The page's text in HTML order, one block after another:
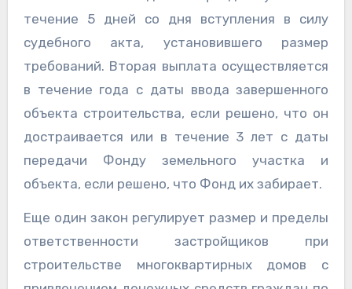
течение 5 дней со дня вступления в силу
судебного акта, установившего размер
требований. Вторая выплата осуществляется
в течение года с даты ввода завершенного
объекта строительства, если решено, что он
достраивается или в течение 3 лет с даты
передачи Фонду земельного участка и
объекта, если решено, что Фонд их забирает.
Еще один закон регулирует размер и пределы
ответственности застройщиков при
строительстве многоквартирных домов с